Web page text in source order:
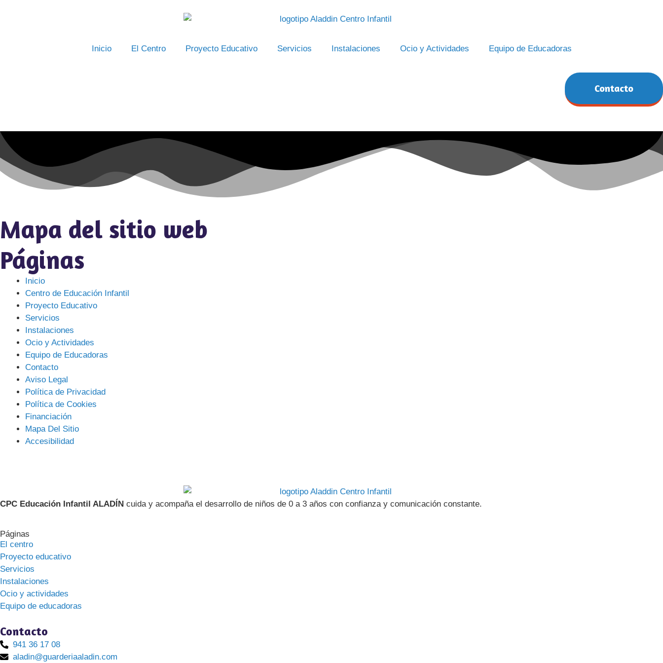
Inicio
El Centro Proyecto Educativo Servicios Instalaciones Ocio y Actividades Equipo de Educadoras
Contacto
Mapa del sitio web
Páginas
Inicio
Centro de Educación Infantil
Proyecto Educativo
Servicios
Instalaciones
Ocio y Actividades
Equipo de Educadoras
Contacto
Aviso Legal
Política de Privacidad
Política de Cookies
Financiación
Mapa Del Sitio
Accesibilidad
CPC Educación Infantil ALADÍN cuida y acompaña el desarrollo de niños de 0 a 3 años con confianza y comunicación constante.
Páginas
El centro
Proyecto educativo
Servicios
Instalaciones
Ocio y actividades
Equipo de educadoras
Contacto
941 36 17 08
aladin@guarderiaaladin.com